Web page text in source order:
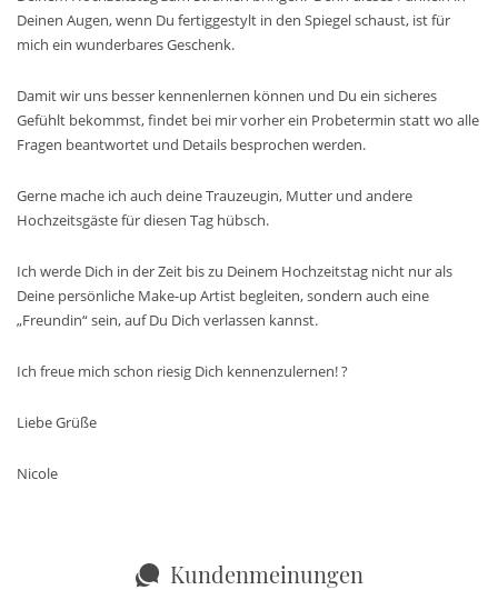
Deinen Augen, wenn Du fertiggestylt in den Spiegel schaust, ist für
mich ein wunderbares Geschenk.
Damit wir uns besser kennenlernen können und Du ein sicheres
Gefühlt bekommst, findet bei mir vorher ein Probetermin statt wo alle
Fragen beantwortet und Details besprochen werden.
Gerne mache ich auch deine Trauzeugin, Mutter und andere
Hochzeitsgäste für diesen Tag hübsch.
Ich werde Dich in der Zeit bis zu Deinem Hochzeitstag nicht nur als
Deine persönliche Make-up Artist begleiten, sondern auch eine
„Freundin“ sein, auf Du Dich verlassen kannst.
Ich freue mich schon riesig Dich kennenzulernen! ?
Liebe Grüße
Nicole
Kundenmeinungen